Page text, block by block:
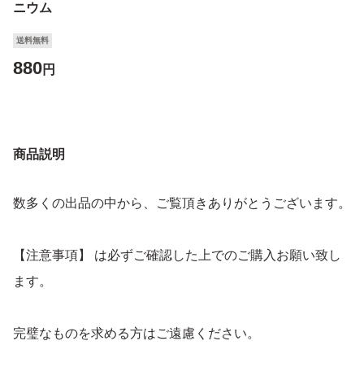
ニウム
送料無料
880円
商品説明
数多くの出品の中から、ご覧頂きありがとうございます。
【注意事項】 は必ずご確認した上でのご購入お願い致し
ます。
完璧なものを求める方はご遠慮ください。